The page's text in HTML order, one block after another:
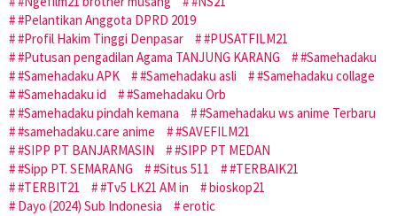
#Pelantikan Anggota DPRD 2019
#Profil Hakim Tinggi Denpasar
#PUSATFILM21
#Putusan pengadilan Agama TANJUNG KARANG
#Samehadaku
#Samehadaku APK
#Samehadaku asli
#Samehadaku collage
#Samehadaku id
#Samehadaku Orb
#Samehadaku pindah kemana
#Samehadaku ws anime Terbaru
#samehadaku.care anime
#SAVEFILM21
#SIPP PT BANJARMASIN
#SIPP PT MEDAN
#Sipp PT. SEMARANG
#Situs 511
#TERBAIK21
#TERBIT21
#Tv5 LK21 AM in
bioskop21
Dayo (2024) Sub Indonesia
erotic